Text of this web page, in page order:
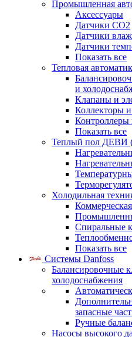
Промышленная
Аксессуары
Датчики CO2
Датчики
Датчики
Показать все
Тепловая
и
Клапаны и
Коллекторы
Контроллеры
Показать все
Теплый пол ДЕВИ
Холодильная
Спиральные
Показать все
Системы Danfoss
Балансировочные
холодоснабжения
запасные
Ручные
Насосы высокого